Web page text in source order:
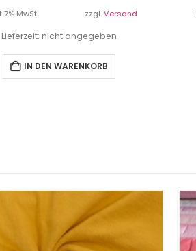
7% MwSt. zzgl.Versand
Lieferzeit: nicht angegeben
IN DEN WARENKORB